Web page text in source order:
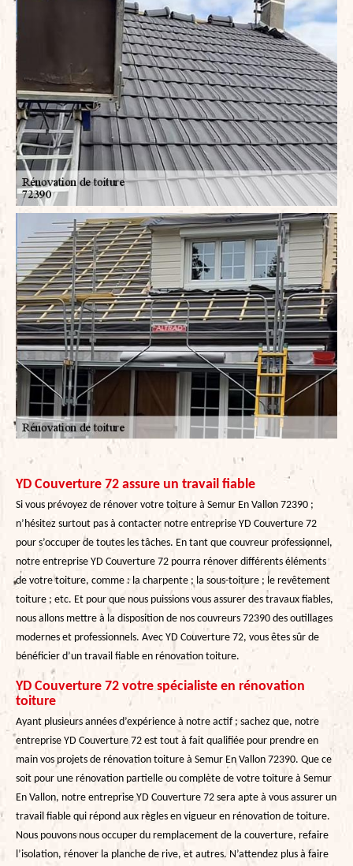
YD Couverture 72 assure un travail fiable
Si vous prévoyez de rénover votre toiture à Semur En Vallon 72390 ;
n’hésitez surtout pas à contacter notre entreprise YD Couverture 72
pour s’occuper de toutes les tâches. En tant que couvreur professionnel,
notre entreprise YD Couverture 72 pourra rénover différents éléments
de votre toiture, comme : la charpente ; la sous-toiture ; le revêtement
toiture ; etc. Et pour que nous puissions vous assurer des travaux fiables,
nous allons mettre à la disposition de nos couvreurs 72390 des outillages
modernes et professionnels. Avec YD Couverture 72, vous êtes sûr de
bénéficier d’un travail fiable en rénovation toiture.
YD Couverture 72 votre spécialiste en rénovation
toiture
Ayant plusieurs années d’expérience à notre actif ; sachez que, notre
entreprise YD Couverture 72 est tout à fait qualifiée pour prendre en
main vos projets de rénovation toiture à Semur En Vallon 72390. Que ce
soit pour une rénovation partielle ou complète de votre toiture à Semur
En Vallon, notre entreprise YD Couverture 72 sera apte à vous assurer un
travail fiable qui répond aux règles en vigueur en rénovation de toiture.
Nous pouvons nous occuper du remplacement de la couverture, refaire
l’isolation, rénover la planche de rive, et autres. N’attendez plus à faire